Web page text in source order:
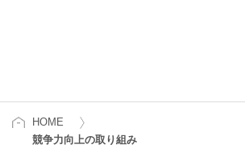
HOME
競争力向上の取り組み